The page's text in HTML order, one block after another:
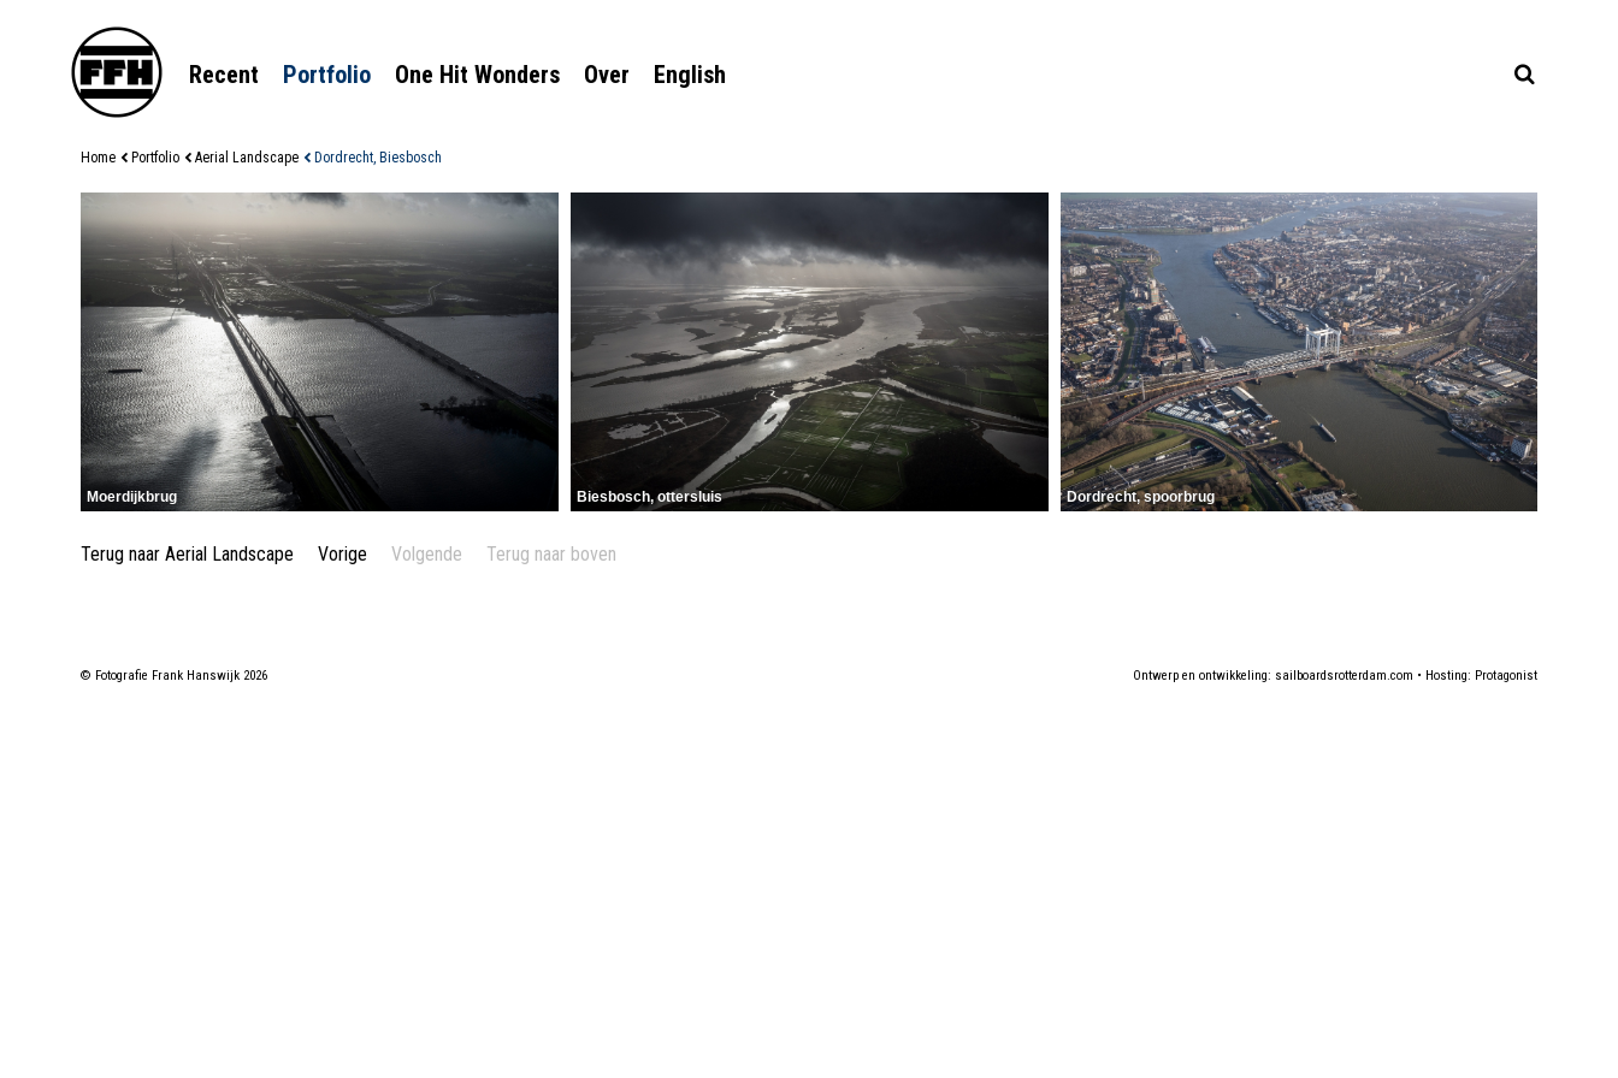
Recent Portfolio One Hit Wonders Over English
Home Portfolio Aerial Landscape Dordrecht, Biesbosch
Moerdijkbrug Biesbosch, ottersluis Dordrecht, spoorbrug
Terug naar Aerial Landscape Vorige Volgende Terug naar boven
© Fotografie Frank Hanswijk 2026 Ontwerp en ontwikkeling: sailboardsrotterdam.com • Hosting: Protagonist